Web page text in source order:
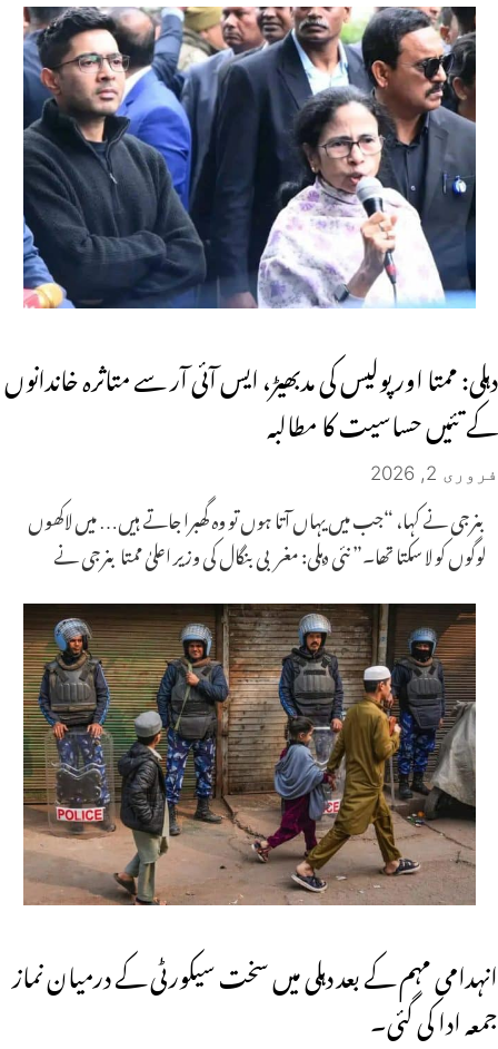
دہلی: ممتا اور پولیس کی مدبھیڑ، ایس آئی آر سے متاثرہ خاندانوں
کے تئیں حساسیت کا مطالبہ
فروری 2, 2026
بنرجی نے کہا، “جب میں یہاں آتا ہوں تو وہ گھبرا جاتے ہیں… میں لاکھوں
لوگوں کو لا سکتا تھا۔” نئی دہلی: مغربی بنگال کی وزیر اعلیٰ ممتا بنرجی نے
انہدامی مہم کے بعد دہلی میں سخت سیکورٹی کے درمیان نماز
جمعہ ادا کی گئی۔